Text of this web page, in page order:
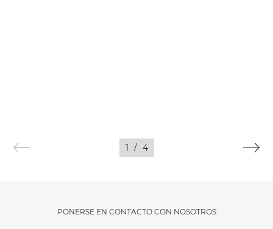
1 / 4
PONERSE EN CONTACTO CON NOSOTROS